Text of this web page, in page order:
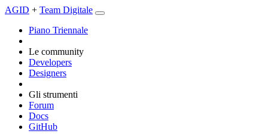
AGID + Team Digitale
Piano Triennale
Le community
Developers
Designers
Gli strumenti
Forum
Docs
GitHub